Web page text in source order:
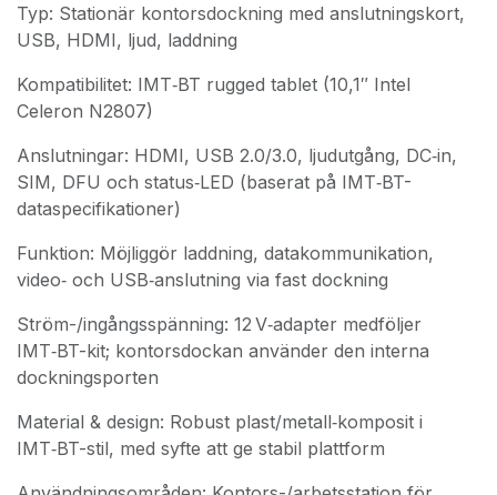
Typ: Stationär kontorsdockning med anslutningskort,
USB, HDMI, ljud, laddning
Kompatibilitet: IMT‑BT rugged tablet (10,1″ Intel
Celeron N2807)
Anslutningar: HDMI, USB 2.0/3.0, ljudutgång, DC‑in,
SIM, DFU och status‑LED (baserat på IMT‑BT-
dataspecifikationer)
Funktion: Möjliggör laddning, datakommunikation,
video‑ och USB‑anslutning via fast dockning
Ström-/ingångsspänning: 12 V‑adapter medföljer
IMT‑BT-kit; kontorsdockan använder den interna
dockningsporten
Material & design: Robust plast/metall‑komposit i
IMT‑BT-stil, med syfte att ge stabil plattform